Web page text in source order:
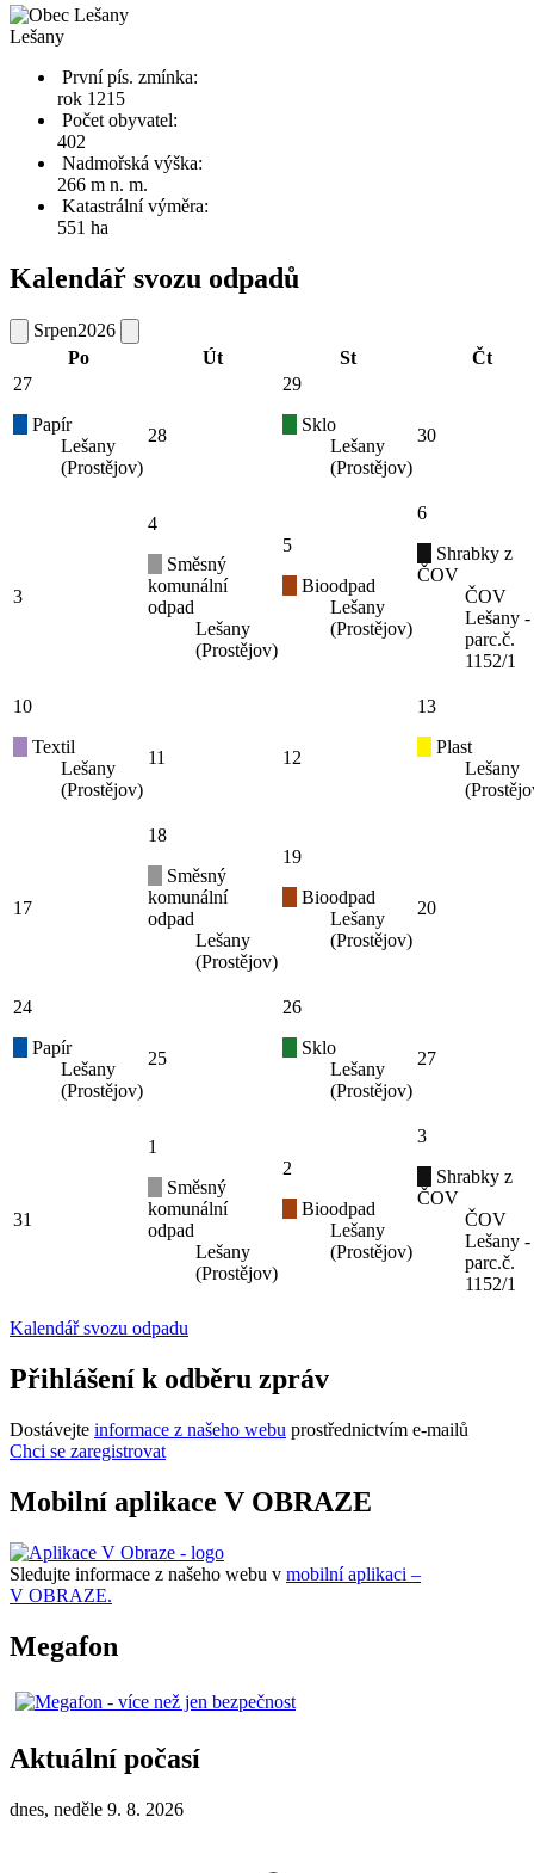
Lešany
První pís. zmínka:
rok 1215
Počet obyvatel:
402
Nadmořská výška:
266 m n. m.
Katastrální výměra:
551 ha
Kalendář svozu odpadů
Srpen2026
Po
Út St
Čt
27
Papír
Lešany
(Prostějov)
28
29
Sklo
Lešany
(Prostějov)
30
3
4
Směsný
komunální
odpad
Lešany
(Prostějov)
5
Bioodpad
Lešany
(Prostějov)
6
Shrabky z
ČOV
ČOV
Lešany -
parc.č.
1152/1
10
Textil
Lešany
(Prostějov)
11 12
13
Plast
Lešany
17
18
Směsný
komunální
odpad
Lešany
(Prostějov)
19
Bioodpad
Lešany
(Prostějov)
20
24
Papír
Lešany
(Prostějov)
25
26
Sklo
Lešany
(Prostějov)
27
31
1
Směsný
komunální
odpad
Lešany
(Prostějov)
2
Bioodpad
Lešany
(Prostějov)
3
Shrabky z
ČOV
ČOV
Lešany -
parc.č.
1152/1
Kalendář svozu odpadu
Přihlášení k odběru zpráv
Dostávejte informace z našeho webu prostřednictvím e-mailů
Chci se zaregistrovat
Mobilní aplikace V OBRAZE
Sledujte informace z našeho webu v mobilní aplikaci –
V OBRAZE.
Megafon
Aktuální počasí
dnes, neděle 9. 8. 2026